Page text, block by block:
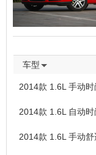
车型
2014款 1.6L 手动时
2014款 1.6L 自动时
2014款 1.6L 手动舒